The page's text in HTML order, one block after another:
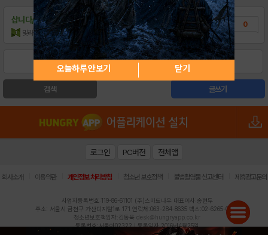
삽니다/팝니다 타운스테일 계정 삽니다.
빛라라 조회수:256 | 20.12.30
0
1
검색 글쓰기
오늘하루 안보기 닫기
로그인 PC버전 전체앱
회사소개 이용약관 개인정보 처리방침 청소년 보호정책 불법촬영물 신고센터 제휴광고문의
사업자등록번호:119-86-61101 (주)스마트나우 대표이사:송현두
주소: 서울시 금천구 가산디지털1로 171 연락처:063-284-8635 팩스:02-6265-0377
청소년보호책임자:김동욱 desk@hungryapp.co.kr
등록번호:서울아02322 | 등록일자:2016년4월25일